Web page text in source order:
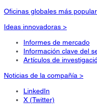
Oficinas globales más
Ideas innovadoras >
Informes de mercado
Información clave del
Artículos de
Noticias de la compañía >
LinkedIn
X (Twitter)